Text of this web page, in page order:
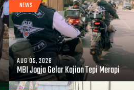
NEWS
AUG 05, 2026
MBI Jogja Gelar Kajian Tepi Merapi